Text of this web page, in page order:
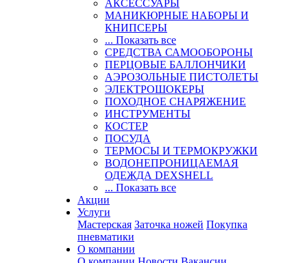
АКСЕССУАРЫ
МАНИКЮРНЫЕ НАБОРЫ И
КНИПСЕРЫ
... Показать все
СРЕДСТВА САМООБОРОНЫ
ПЕРЦОВЫЕ БАЛЛОНЧИКИ
АЭРОЗОЛЬНЫЕ ПИСТОЛЕТЫ
ЭЛЕКТРОШОКЕРЫ
ПОХОДНОЕ СНАРЯЖЕНИЕ
ИНСТРУМЕНТЫ
КОСТЕР
ПОСУДА
ТЕРМОСЫ И ТЕРМОКРУЖКИ
ВОДОНЕПРОНИЦАЕМАЯ
ОДЕЖДА DEXSHELL
... Показать все
Акции
Услуги
Мастерская Заточка ножей Покупка
пневматики
О компании